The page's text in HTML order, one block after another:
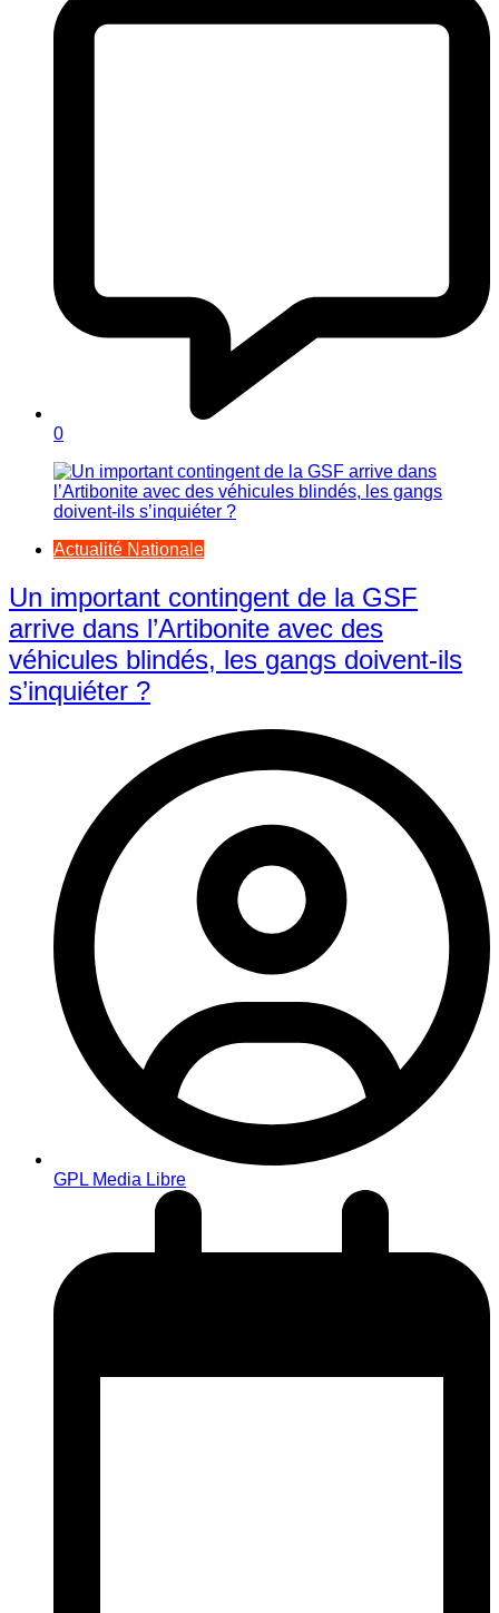
0
Actualité Nationale
Un important contingent de la GSF
arrive dans l’Artibonite avec des
véhicules blindés, les gangs doivent-ils
s’inquiéter ?
GPL Media Libre